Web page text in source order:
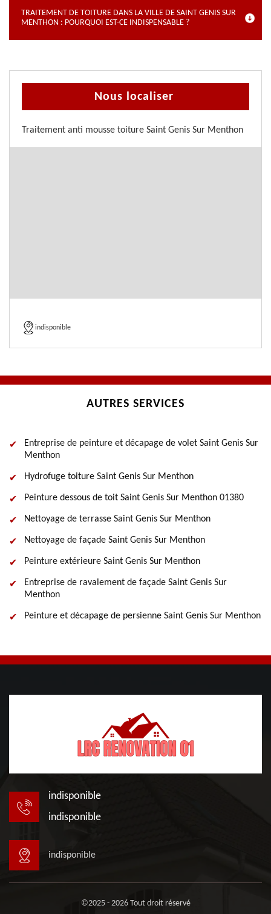
TRAITEMENT DE TOITURE DANS LA VILLE DE SAINT GENIS SUR
MENTHON : POURQUOI EST-CE INDISPENSABLE ?
Nous localiser
Traitement anti mousse toiture Saint Genis Sur Menthon
indisponible
AUTRES SERVICES
Entreprise de peinture et décapage de volet Saint Genis Sur
Menthon
Hydrofuge toiture Saint Genis Sur Menthon
Peinture dessous de toit Saint Genis Sur Menthon 01380
Nettoyage de terrasse Saint Genis Sur Menthon
Nettoyage de façade Saint Genis Sur Menthon
Peinture extérieure Saint Genis Sur Menthon
Entreprise de ravalement de façade Saint Genis Sur
Menthon
Peinture et décapage de persienne Saint Genis Sur Menthon
indisponible
indisponible
indisponible
©2025 - 2026 Tout droit réservé